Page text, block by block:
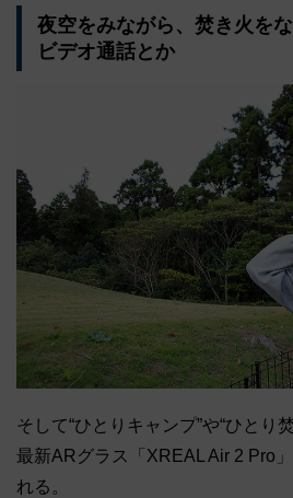
夜空をみながら、焚き火を
ビデオ通話とか
そして“ひとりキャンプ”や“ひとり
最新ARグラス「XREAL Air 2 Pro
れる。